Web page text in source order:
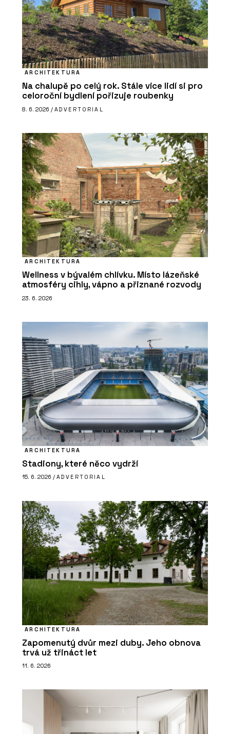
ARCHITEKTURA
Na chalupě po celý rok. Stále více lidí si pro
celoroční bydlení pořizuje roubenky
8. 6. 2026 / ADVERTORIAL
ARCHITEKTURA
Wellness v bývalém chlívku. Místo lázeňské
atmosféry cihly, vápno a přiznané rozvody
23. 6. 2026
ARCHITEKTURA
Stadiony, které něco vydrží
15. 6. 2026 / ADVERTORIAL
ARCHITEKTURA
Zapomenutý dvůr mezi duby. Jeho obnova
trvá už třináct let
11. 6. 2026